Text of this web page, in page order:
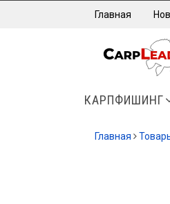
Главная
КАРПФИШИНГ
Главная